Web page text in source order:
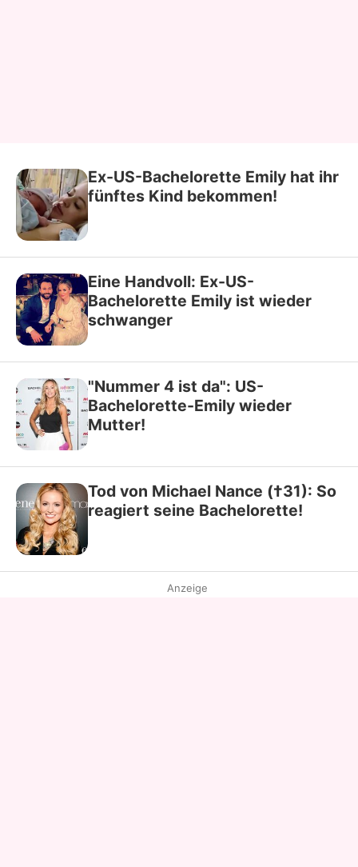
Ex-US-Bachelorette Emily hat ihr
fünftes Kind bekommen!
Eine Handvoll: Ex-US-
Bachelorette Emily ist wieder
schwanger
"Nummer 4 ist da": US-
Bachelorette-Emily wieder
Mutter!
Tod von Michael Nance (†31): So
reagiert seine Bachelorette!
Anzeige